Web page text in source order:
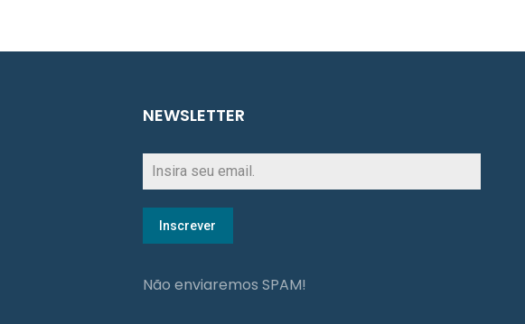
NEWSLETTER
Inscrever
Não enviaremos SPAM!